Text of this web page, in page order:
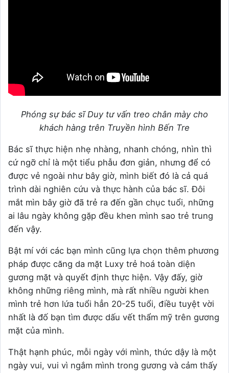
Phóng sự bác sĩ Duy tư vấn treo chân mày cho
khách hàng trên Truyền hình Bến Tre
Bác sĩ thực hiện nhẹ nhàng, nhanh chóng, nhìn thì
cứ ngỡ chỉ là một tiểu phẫu đơn giản, nhưng để có
được vẻ ngoài như bây giờ, mình biết đó là cả quá
trình dài nghiên cứu và thực hành của bác sĩ.Đôi
mắt mìn bây giờ đã trẻ ra đến gần chục tuổi, những
ai lâu ngày không gặp đều khen mình sao trẻ trung
đến vậy.
Bật mí với các bạn mình cũng lựa chọn thêm phương
pháp được căng da mặt Luxy trẻ hoá toàn diện
gương mặt và quyết định thực hiện. Vậy đấy, giờ
không những riêng mình, mà rất nhiều người khen
mình trẻ hơn lứa tuổi hẳn 20-25 tuổi, điều tuyệt vời
nhất là đố bạn tìm được dấu vết thẩm mỹ trên gương
mặt của mình.
Thật hạnh phúc, mỗi ngày với mình, thức dậy là một
ngày vui, vui vì ngắm mình trong gương và cảm thấy